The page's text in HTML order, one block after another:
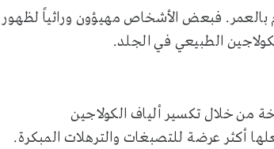
بالعمر. فبعض الأشخاص مهيؤون وراثياً لظهور
الطبيعي في الجلد.
من خلال تكسير ألياف الكولاجين
أكثر عرضة للتصبغات والترهلات المبكرة.